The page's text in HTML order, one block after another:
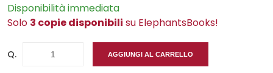
Disponibilità immediata
Solo 3 copie disponibili su ElephantsBooks!
Q. AGGIUNGI AL CARRELLO